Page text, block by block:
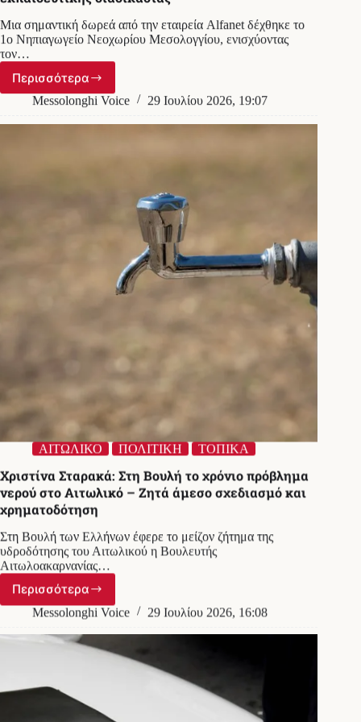
Μια σημαντική δωρεά από την εταιρεία Alfanet δέχθηκε το
1ο Νηπιαγωγείο Νεοχωρίου Μεσολογγίου, ενισχύοντας
τον…
Περισσότερα
Δωρεά
ηλεκτρονικών
εκπαιδευτικής
Messolonghi Voice 29 Ιουλίου 2026, 19:07
ΑΙΤΩΛΙΚΟ ΠΟΛΙΤΙΚΗ ΤΟΠΙΚΑ
Χριστίνα Σταρακά: Στη Βουλή το χρόνιο πρόβλημα
νερού στο Αιτωλικό – Ζητά άμεσο σχεδιασμό και
χρηματοδότηση
Στη Βουλή των Ελλήνων έφερε το μείζον ζήτημα της
υδροδότησης του Αιτωλικού η Βουλευτής
Αιτωλοακαρνανίας…
Περισσότερα
Χριστίνα
Σταρακά:
Βουλή
πρόβλημα
νερού
Messolonghi Voice 29 Ιουλίου 2026, 16:08